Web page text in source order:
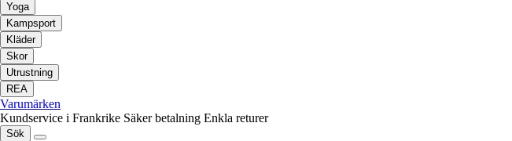
Yoga
Kampsport
Kläder
Skor
Utrustning
REA
Varumärken
Kundservice i Frankrike Säker betalning Enkla returer
Sök